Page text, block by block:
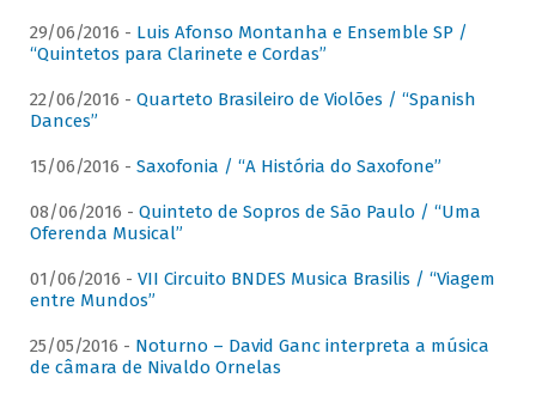
29/06/2016 - Luis Afonso Montanha e Ensemble SP /
“Quintetos para Clarinete e Cordas”
22/06/2016 - Quarteto Brasileiro de Violões / “Spanish
Dances”
15/06/2016 - Saxofonia / “A História do Saxofone”
08/06/2016 - Quinteto de Sopros de São Paulo / “Uma
Oferenda Musical”
01/06/2016 - VII Circuito BNDES Musica Brasilis / “Viagem
entre Mundos”
25/05/2016 - Noturno – David Ganc interpreta a música
de câmara de Nivaldo Ornelas